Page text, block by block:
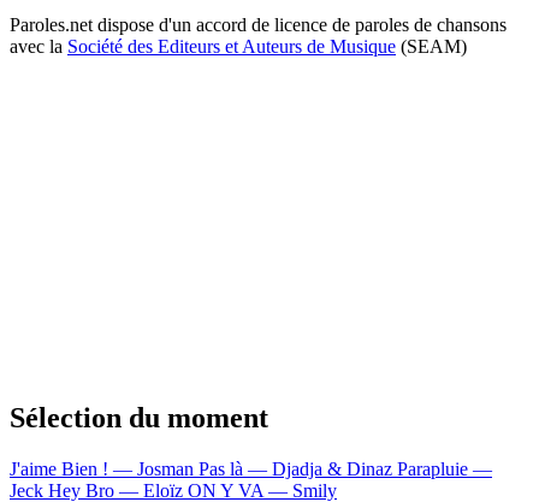
Paroles.net dispose d'un accord de licence de paroles de chansons
avec la Société des Editeurs et Auteurs de Musique (SEAM)
Sélection du moment
J'aime Bien ! — Josman Pas là — Djadja & Dinaz Parapluie —
Jeck Hey Bro — Eloïz ON Y VA — Smily